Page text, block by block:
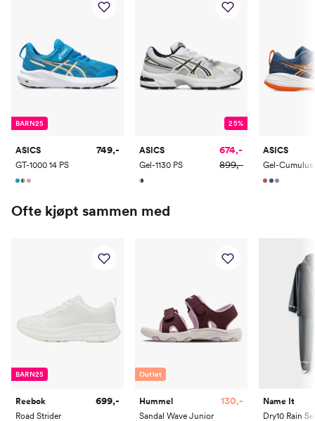
BARN25
ASICS
GT-1000 14 PS
749,-
25%
ASICS
Gel-1130 PS
674,-
899,-
ASICS
Ofte kjøpt sammen med
BARN25
Reebok
Road Strider
699,-
Outlet
Hummel
Sandal Wave Junior
130,-
Name It
Dry10 Rain